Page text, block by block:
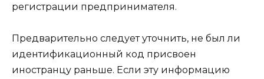
регистрации предпринимателя.
Предварительно следует уточнить, не был ли
идентификационный код присвоен
иностранцу раньше. Если эту информацию